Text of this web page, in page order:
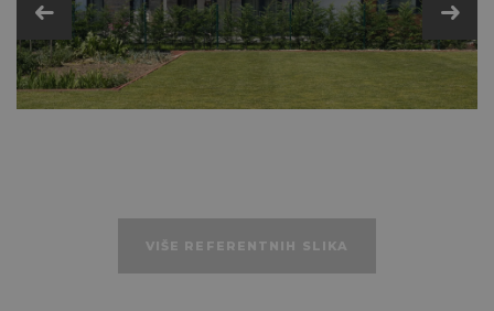
Tehničke podatke
VIŠE REFERENTNIH SLIKA